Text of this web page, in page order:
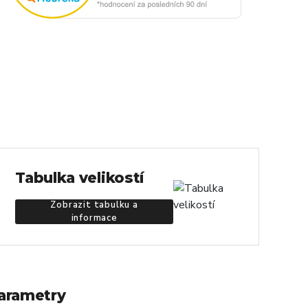
Tabulka velikostí
Zobrazit tabulku a
informace